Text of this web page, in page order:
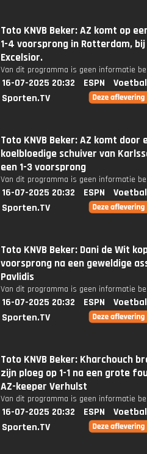
Toto KNVB Beker: AZ komt op
1-4 voorsprong in Rotterdam, bij
Excelsior.
Van dit programma is geen informatie
16-07-2025 20:32 ESPN
Sporten.TV
Toto KNVB Beker: AZ komt door
koelbloedige schuiver van
een 1-3 voorsprong
Van dit programma is geen informatie
16-07-2025 20:32 ESPN
Sporten.TV
Toto KNVB Beker: Dani de Wit
voorsprong na een geweldige
Pavlidis
Van dit programma is geen informatie
16-07-2025 20:32 ESPN
Sporten.TV
Toto KNVB Beker: Kharchouch
zijn ploeg op 1-1 na een grote
AZ-keeper Verhulst
Van dit programma is geen informatie
16-07-2025 20:32 ESPN
Sporten.TV